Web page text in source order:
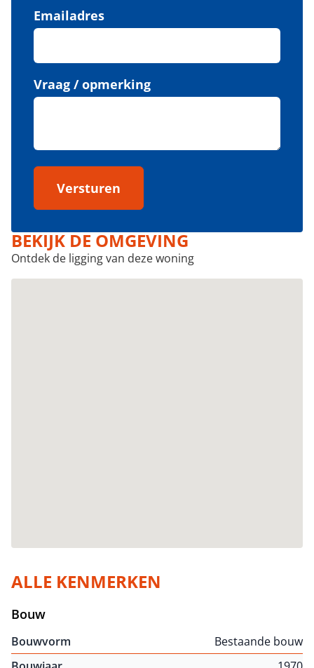
Emailadres
Vraag / opmerking
Versturen
BEKIJK DE OMGEVING
Ontdek de ligging van deze woning
ALLE KENMERKEN
Bouw
Bouwvorm
Bestaande bouw